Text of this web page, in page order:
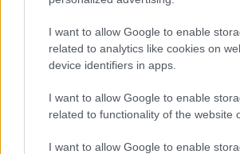
I want to allow Google to enable
related to analytics like cookies on
device identifiers in apps.
I want to allow Google to enable
related to functionality of the website
I want to allow Google to enable